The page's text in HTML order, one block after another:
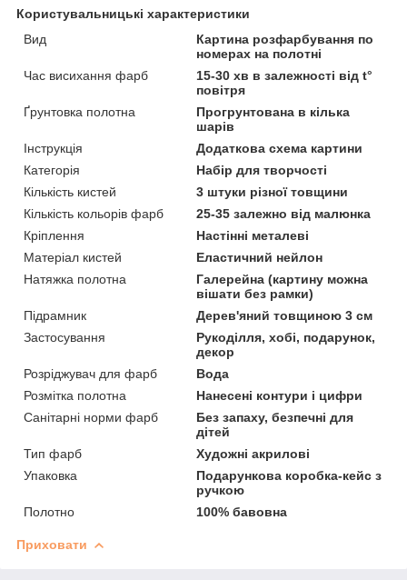
Користувальницькі характеристики
Вид
Картина розфарбування по
номерах на полотні
Час висихання фарб
15-30 хв в залежності від t°
повітря
Ґрунтовка полотна
Прогрунтована в кілька
шарів
Інструкція
Додаткова схема картини
Категорія
Набір для творчості
Кількість кистей
3 штуки різної товщини
Кількість кольорів фарб
25-35 залежно від малюнка
Кріплення
Настінні металеві
Матеріал кистей
Еластичний нейлон
Натяжка полотна
Галерейна (картину можна
вішати без рамки)
Підрамник
Дерев'яний товщиною 3 см
Застосування
Рукоділля, хобі, подарунок,
декор
Розріджувач для фарб
Вода
Розмітка полотна
Нанесені контури і цифри
Санітарні норми фарб
Без запаху, безпечні для
дітей
Тип фарб
Художні акрилові
Упаковка
Подарункова коробка-кейс з
ручкою
Полотно
100% бавовна
Приховати